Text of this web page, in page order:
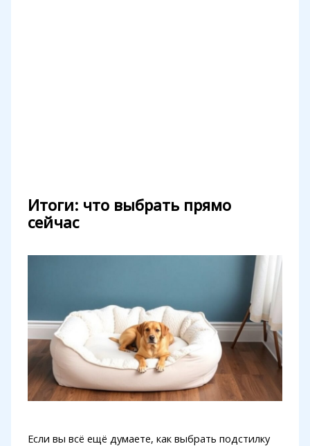
Итоги: что выбрать прямо
сейчас
Если вы всё ещё думаете, как выбрать подстилку